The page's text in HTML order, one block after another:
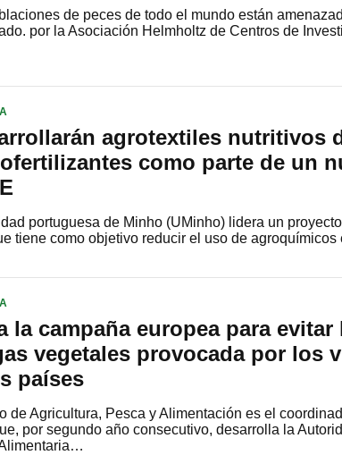
de peces de todo el mundo están
por la Asociación Helmholtz de Centros de
agrotextiles nutritivos
como parte de un
portuguesa de Minho (UMinho) lidera un
tiene como objetivo reducir el uso de
la campaña europea para
vegetales provocada por los
países
de Agricultura, Pesca y Alimentación es el
por segundo año consecutivo, desarrolla la